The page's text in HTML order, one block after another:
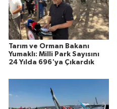
Tarım ve Orman Bakanı
Yumaklı: Milli Park Sayısını
24 Yılda 696'ya Çıkardık